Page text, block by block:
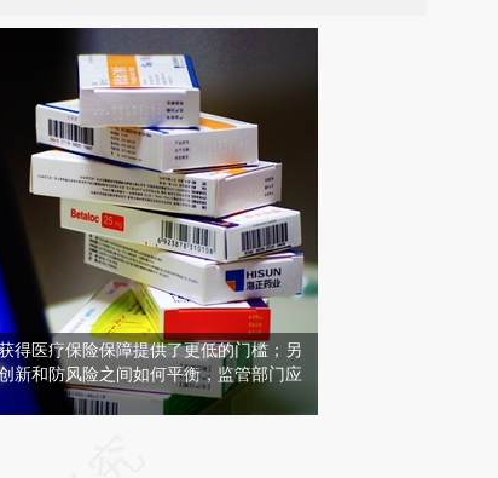
得医疗保险保障提供了更低的门槛；另
新和防风险之间如何平衡，监管部门应